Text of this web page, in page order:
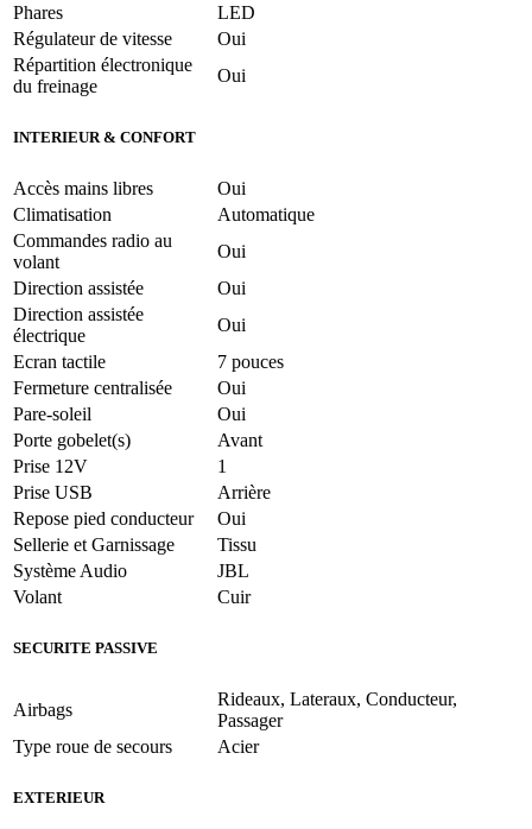
Phares
LED
Régulateur de vitesse
Oui
Répartition électronique
du freinage
Oui
INTERIEUR & CONFORT
Accès mains libres
Oui
Climatisation
Automatique
Commandes radio au
volant
Oui
Direction assistée
Oui
Direction assistée
électrique
Oui
Ecran tactile
7 pouces
Fermeture centralisée
Oui
Pare-soleil
Oui
Porte gobelet(s)
Avant
Prise 12V
1
Prise USB
Arrière
Repose pied conducteur
Oui
Sellerie et Garnissage
Tissu
Système Audio
JBL
Volant
Cuir
SECURITE PASSIVE
Airbags
Rideaux, Lateraux, Conducteur,
Passager
Type roue de secours
Acier
EXTERIEUR